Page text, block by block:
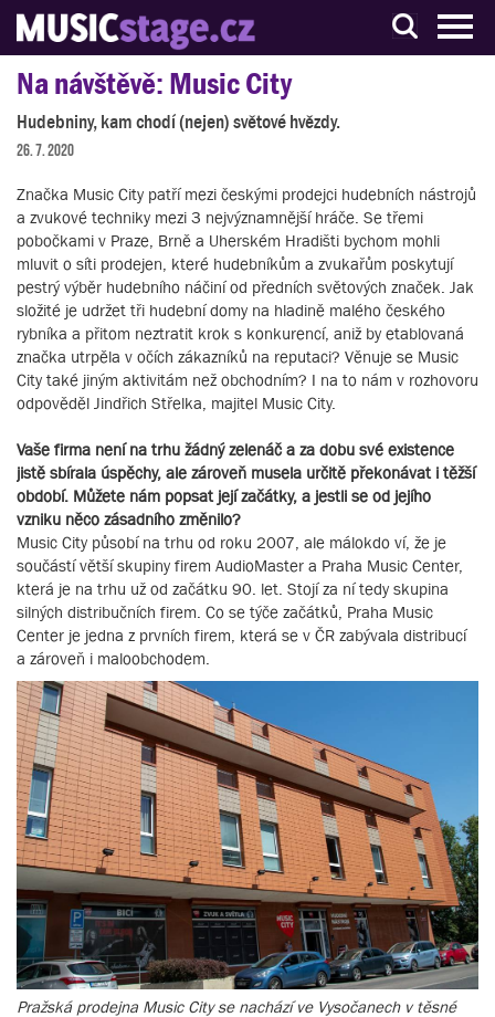
S muzikanty pro muzikanty
Na návštěvě: Music City
Hudebniny, kam chodí (nejen) světové hvězdy.
26. 7. 2020
Značka Music City patří mezi českými prodejci hudebních nástrojů
a zvukové techniky mezi 3 nejvýznamnější hráče. Se třemi
pobočkami v Praze, Brně a Uherském Hradišti bychom mohli
mluvit o síti prodejen, které hudebníkům a zvukařům poskytují
pestrý výběr hudebního náčiní od předních světových značek. Jak
složité je udržet tři hudební domy na hladině malého českého
rybníka a přitom neztratit krok s konkurencí, aniž by etablovaná
značka utrpěla v očích zákazníků na reputaci? Věnuje se Music
City také jiným aktivitám než obchodním? I na to nám v rozhovoru
odpověděl Jindřich Střelka, majitel Music City.
Vaše firma není na trhu žádný zelenáč a za dobu své existence
jistě sbírala úspěchy, ale zároveň musela určitě překonávat i těžší
období. Můžete nám popsat její začátky, a jestli se od jejího
vzniku něco zásadního změnilo?
Music City působí na trhu od roku 2007, ale málokdo ví, že je
součástí větší skupiny firem AudioMaster a Praha Music Center,
která je na trhu už od začátku 90. let. Stojí za ní tedy skupina
silných distribučních firem. Co se týče začátků, Praha Music
Center je jedna z prvních firem, která se v ČR zabývala distribucí
a zároveň i maloobchodem.
Pražská prodejna Music City se nachází ve Vysočanech v těsné